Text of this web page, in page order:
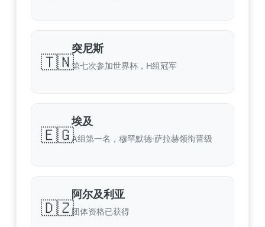
🇹🇳
突尼斯
第七次参加世界杯，H组冠军
🇪🇬
埃及
A组第一名，穆罕默德·萨拉赫领衔晋级
🇩🇿
阿尔及利亚
团体资格已获得